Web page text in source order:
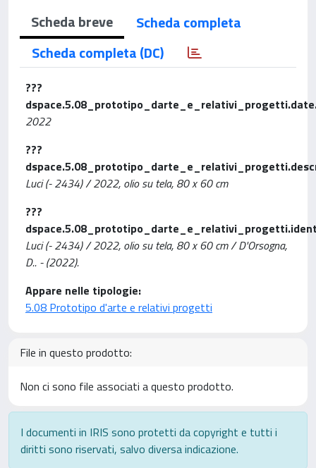
Scheda breve
Scheda completa
Scheda completa (DC)
???
2022
???
Luci (- 2434) / 2022, olio su tela, 80 x 60 cm
???
Luci (- 2434) / 2022, olio su tela, 80 x 60 cm / D'Orsogna,
D.. - (2022).
Appare nelle tipologie:
5.08 Prototipo d'arte e relativi progetti
File in questo prodotto:
Non ci sono file associati a questo prodotto.
I documenti in IRIS sono protetti da copyright e tutti i
diritti sono riservati, salvo diversa indicazione.